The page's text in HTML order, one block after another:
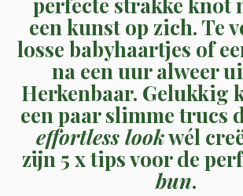
een kunst op zich. Te
losse babyhaartjes of
na een uur alweer
Herkenbaar. Gelukkig
een paar slimme trucs
effortless lookwél
zijn 5 x tips voor de
bun.